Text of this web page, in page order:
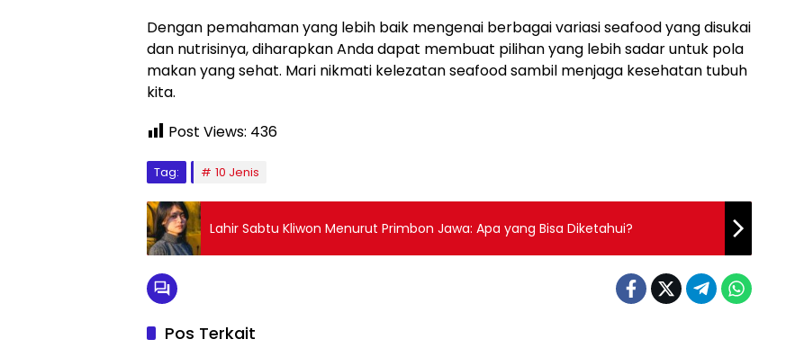
Dengan pemahaman yang lebih baik mengenai berbagai variasi seafood yang disukai
dan nutrisinya, diharapkan Anda dapat membuat pilihan yang lebih sadar untuk pola
makan yang sehat. Mari nikmati kelezatan seafood sambil menjaga kesehatan tubuh
kita.
Post Views: 436
Tag: 10 Jenis
Lahir Sabtu Kliwon Menurut Primbon Jawa: Apa yang Bisa Diketahui?
Pos Terkait